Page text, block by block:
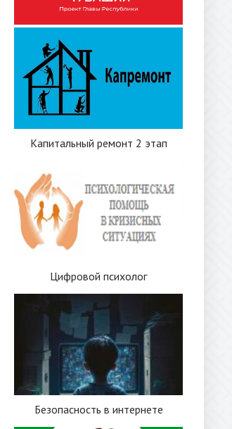
Капитальный ремонт 2 этап
Цифровой психолог
Безопасность в интернете